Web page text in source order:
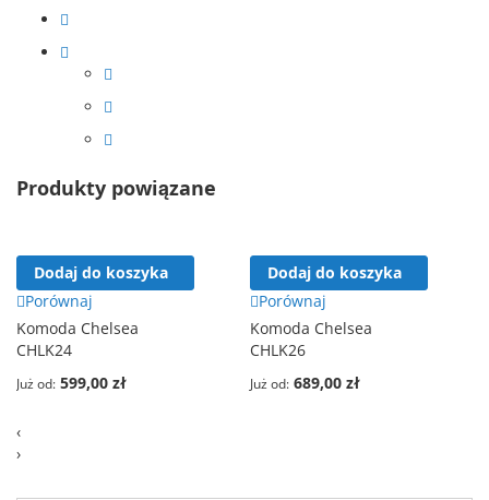
Produkty powiązane
Dodaj do koszyka
Porównaj
Komoda Chelsea
CHLK24
Już od 599,00 zł
Dodaj do koszyka
Porównaj
Komoda Chelsea
CHLK26
Już od 689,00 zł
‹
›